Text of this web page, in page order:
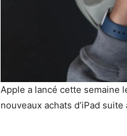
Apple a lancé cette semaine
nouveaux achats d’iPad